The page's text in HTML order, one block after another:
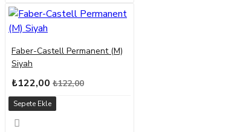
Faber-Castell Permanent (M)
Siyah
₺122,00 ₺122,00
Sepete Ekle